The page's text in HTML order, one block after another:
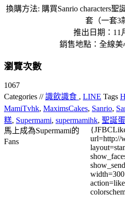
換購方法: 購買Sanrio characters
套（一套3
推出日期：11
銷售地點：全線
瀏覽次數
1067
Categories //識飲識食 , LINE Tags
MamiTvhk, MaximsCakes, Sanrio,
糕, Supermami, supermamihk, 聖誕
馬上成為Supermami的
Fans
url=http://
width=300
action=like